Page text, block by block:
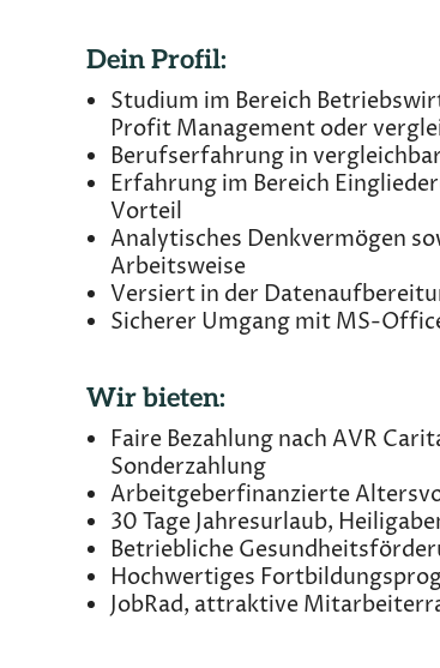
Dein Profil:
Studium im Bereich
Profit Management oder
Berufserfahrung in
Erfahrung im Bereich
Vorteil
Analytisches Denkvermögen
Arbeitsweise
Versiert in der
Sicherer Umgang mit MS-
Wir bieten:
Faire Bezahlung nach AVR
Sonderzahlung
Arbeitgeberfinanzierte
30 Tage Jahresurlaub,
Betriebliche
Hochwertiges
JobRad, attraktive